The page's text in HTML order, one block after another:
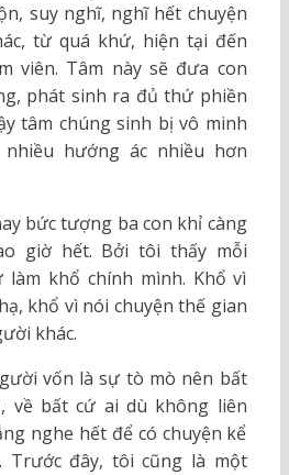
suy nghĩ, nghĩ hết chuyện
từ quá khứ, hiện tại đến
viên. Tâm này sẽ đưa con
phát sinh ra đủ thứ phiền
tâm chúng sinh bị vô minh
hướng ác nhiều hơn
bức tượng ba con khỉ càng
giờ hết. Bởi tôi thấy mỗi
khổ chính mình. Khổ vì
khổ vì nói chuyện thế gian
khác.
vốn là sự tò mò nên bất
về bất cứ ai dù không liên
nghe hết để có chuyện kể
Trước đây, tôi cũng là một